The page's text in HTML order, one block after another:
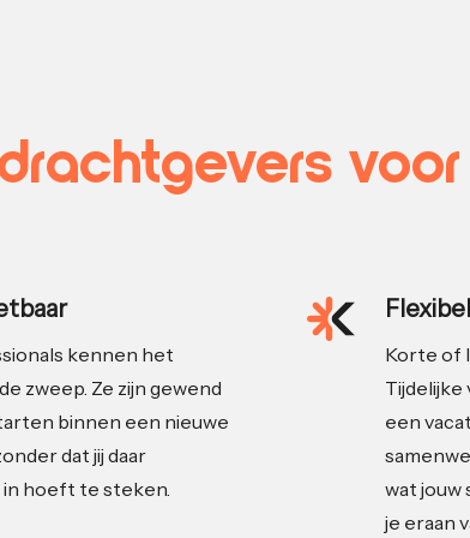
kennen het
zweep. Ze zijn gewend
binnen een nieuwe
dat jij daar
hoeft te steken.
Korte of
Tijdelijke
een
wat jouw
je eraan